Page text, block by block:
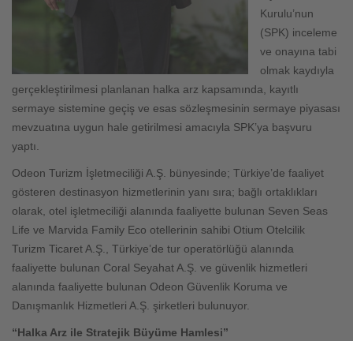
Kurulu’nun
(SPK) inceleme
ve onayına tabi
olmak kaydıyla
gerçekleştirilmesi planlanan halka arz kapsamında, kayıtlı
sermaye sistemine geçiş ve esas sözleşmesinin sermaye piyasası
mevzuatına uygun hale getirilmesi amacıyla SPK’ya başvuru
yaptı.
Odeon Turizm İşletmeciliği A.Ş. bünyesinde; Türkiye’de faaliyet
gösteren destinasyon hizmetlerinin yanı sıra; bağlı ortaklıkları
olarak, otel işletmeciliği alanında faaliyette bulunan Seven Seas
Life ve Marvida Family Eco otellerinin sahibi Otium Otelcilik
Turizm Ticaret A.Ş., Türkiye’de tur operatörlüğü alanında
faaliyette bulunan Coral Seyahat A.Ş. ve güvenlik hizmetleri
alanında faaliyette bulunan Odeon Güvenlik Koruma ve
Danışmanlık Hizmetleri A.Ş. şirketleri bulunuyor.
“Halka Arz ile Stratejik Büyüme Hamlesi”